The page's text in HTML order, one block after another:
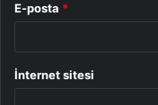
E-posta *
İnternet sitesi